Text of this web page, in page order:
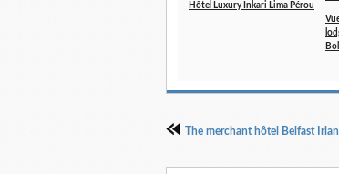
Hôtel Luxury Inkari Lima Pérou
The merchant hôtel Belfast